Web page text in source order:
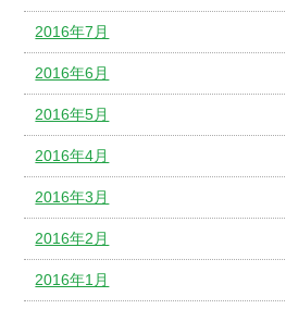
2016年7月
2016年6月
2016年5月
2016年4月
2016年3月
2016年2月
2016年1月